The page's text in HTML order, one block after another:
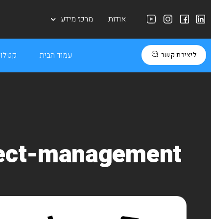
אודות מרכז מידע
ליצירת קשר עמוד הבית
management